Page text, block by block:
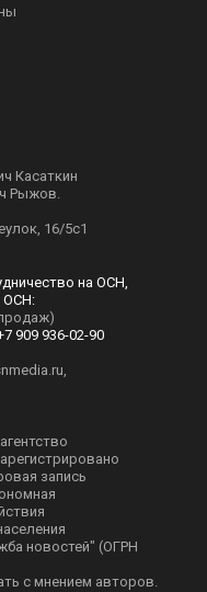
Касаткин
Рыжов.
16/5с1
на ОСН,
ОСН:
909 936-02-90
,
запись
новостей" (ОГРН
с мнением авторов.